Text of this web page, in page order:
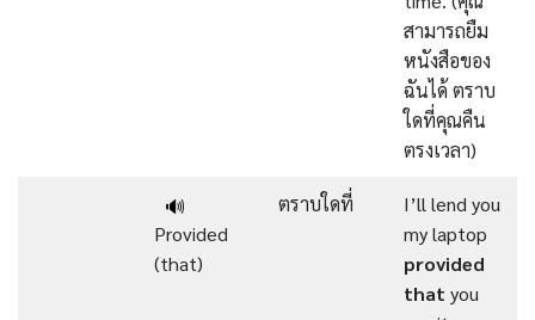
สามารถยืม
หนังสือของ
ฉันได้ ตราบ
ใดที่คุณคืน
ตรงเวลา)
🔊
Provided
(that)
ตราบใดที่
I’ll lend you
my laptop
provided
that you